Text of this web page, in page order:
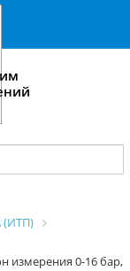
измерения 0-16 бар,